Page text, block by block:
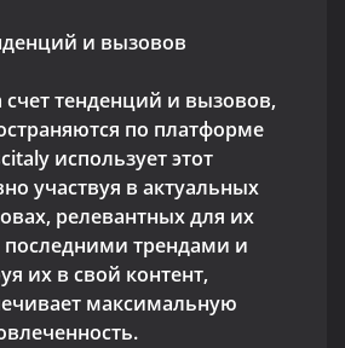
и вызовов
счет тенденций и вызовов,
по платформе
использует этот
участвуя в актуальных
релевантных для их
трендами и
их в свой контент,
максимальную